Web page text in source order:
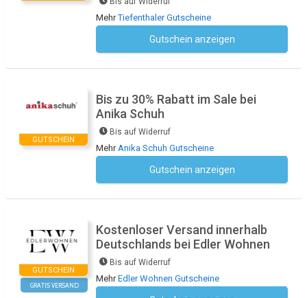
MehrTiefenthaler Gutscheine
Gutschein anzeigen
GUTSCHEIN
Bis zu 30% Rabatt im Sale bei
Anika Schuh
Bis auf Widerruf
MehrAnika Schuh Gutscheine
Gutschein anzeigen
GUTSCHEIN
GRATIS VERSAND
Kostenloser Versand innerhalb
Deutschlands bei Edler Wohnen
Bis auf Widerruf
MehrEdler Wohnen Gutscheine